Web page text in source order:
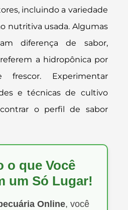
incluindo a variedade
nutritiva usada. Algumas
diferença de sabor,
a hidropônica por
Experimentar
e técnicas de cultivo
o perfil de sabor
o que Você
um Só Lugar!
Online, você